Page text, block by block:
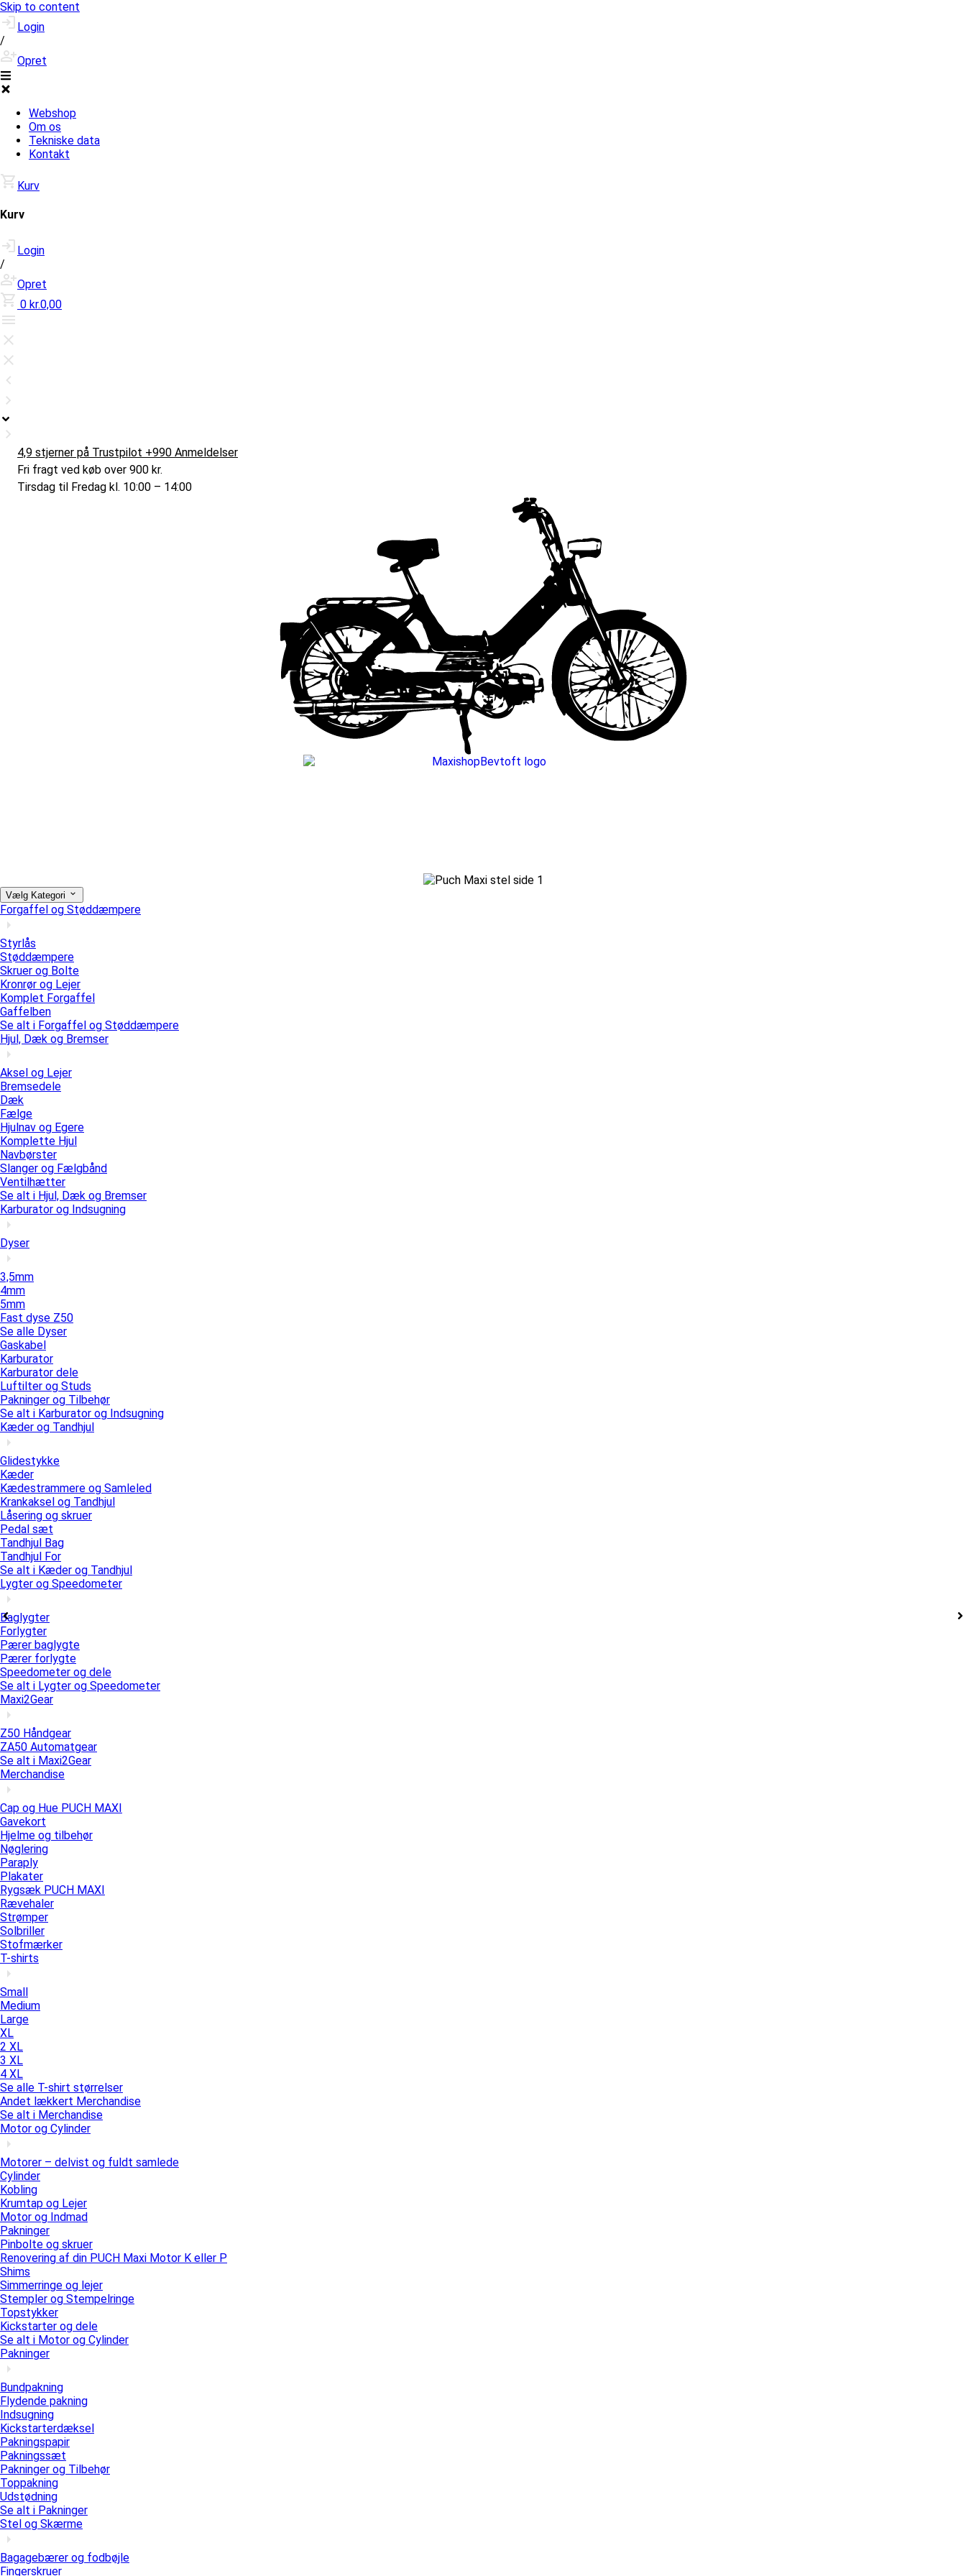
Skip to content
Login
/
Opret
Webshop
Om os
Tekniske data
Kontakt
Kurv
Kurv
Login
/
Opret
0 kr.0,00
4,9 stjerner på Trustpilot +990 Anmeldelser
Fri fragt ved køb over 900 kr.
Tirsdag til Fredag kl. 10:00 – 14:00
Vælg Kategori
Forgaffel og Støddæmpere
Styrlås
Støddæmpere
Skruer og Bolte
Kronrør og Lejer
Komplet Forgaffel
Gaffelben
Se alt i Forgaffel og Støddæmpere
Hjul, Dæk og Bremser
Aksel og Lejer
Bremsedele
Dæk
Fælge
Hjulnav og Egere
Komplette Hjul
Navbørster
Slanger og Fælgbånd
Ventilhætter
Se alt i Hjul, Dæk og Bremser
Karburator og Indsugning
Dyser
3,5mm
4mm
5mm
Fast dyse Z50
Se alle Dyser
Gaskabel
Karburator
Karburator dele
Luftilter og Studs
Pakninger og Tilbehør
Se alt i Karburator og Indsugning
Kæder og Tandhjul
Glidestykke
Kæder
Kædestrammere og Samleled
Krankaksel og Tandhjul
Låsering og skruer
Pedal sæt
Tandhjul Bag
Tandhjul For
Se alt i Kæder og Tandhjul
Lygter og Speedometer
Baglygter
Forlygter
Pærer baglygte
Pærer forlygte
Speedometer og dele
Se alt i Lygter og Speedometer
Maxi2Gear
Z50 Håndgear
ZA50 Automatgear
Se alt i Maxi2Gear
Merchandise
Cap og Hue PUCH MAXI
Gavekort
Hjelme og tilbehør
Nøglering
Paraply
Plakater
Rygsæk PUCH MAXI
Rævehaler
Strømper
Solbriller
Stofmærker
T-shirts
Small
Medium
Large
XL
2 XL
3 XL
4 XL
Se alle T-shirt størrelser
Andet lækkert Merchandise
Se alt i Merchandise
Motor og Cylinder
Motorer – delvist og fuldt samlede
Cylinder
Kobling
Krumtap og Lejer
Motor og Indmad
Pakninger
Pinbolte og skruer
Renovering af din PUCH Maxi Motor K eller P
Shims
Simmerringe og lejer
Stempler og Stempelringe
Topstykker
Kickstarter og dele
Se alt i Motor og Cylinder
Pakninger
Bundpakning
Flydende pakning
Indsugning
Kickstarterdæksel
Pakningspapir
Pakningssæt
Pakninger og Tilbehør
Toppakning
Udstødning
Se alt i Pakninger
Stel og Skærme
Bagagebærer og fodbøjle
Fingerskruer